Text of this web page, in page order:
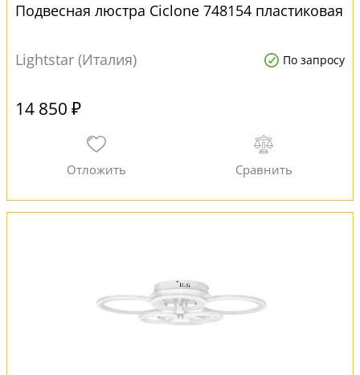
Подвесная люстра Ciclone 748154 пластиковая
Lightstar (Италия) По запросу
14 850 ₽